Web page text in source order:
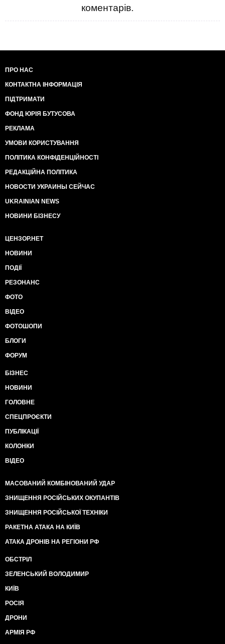
коментарів.
ПРО НАС
КОНТАКТНА ІНФОРМАЦІЯ
ПІДТРИМАТИ
ФОНД ЮРІЯ БУТУСОВА
РЕКЛАМА
УМОВИ КОРИСТУВАННЯ
ПОЛІТИКА КОНФІДЕНЦІЙНОСТІ
РЕДАКЦІЙНА ПОЛІТИКА
НОВОСТИ УКРАИНЫ СЕЙЧАС
UKRAINIAN NEWS
НОВИНИ БІЗНЕСУ
ЦЕНЗОР.НЕТ
НОВИНИ
ПОДІЇ
РЕЗОНАНС
ФОТО
ВІДЕО
ФОТОШОПИ
БЛОГИ
ФОРУМ
БІЗНЕС
НОВИНИ
ГОЛОВНЕ
СПЕЦПРОЄКТИ
ПУБЛІКАЦІЇ
КОЛОНКИ
ВІДЕО
МАСОВАНИЙ КОМБІНОВАНИЙ УДАР
ЗНИЩЕННЯ РОСІЙСЬКИХ ОКУПАНТІВ
ЗНИЩЕННЯ РОСІЙСЬКОЇ ТЕХНІКИ
РАКЕТНА АТАКА НА КИЇВ
АТАКА ДРОНІВ НА РЕГІОНИ РФ
ОБСТРІЛ
ЗЕЛЕНСЬКИЙ ВОЛОДИМИР
КИЇВ
РОСІЯ
ДРОНИ
АРМІЯ РФ